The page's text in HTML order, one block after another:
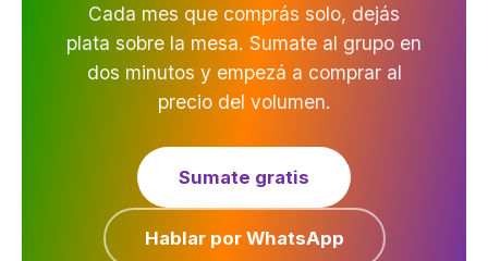
Cada mes que comprás solo, dejás
plata sobre la mesa. Sumate al grupo en
dos minutos y empezá a comprar al
precio del volumen.
Sumate gratis
Hablar por WhatsApp